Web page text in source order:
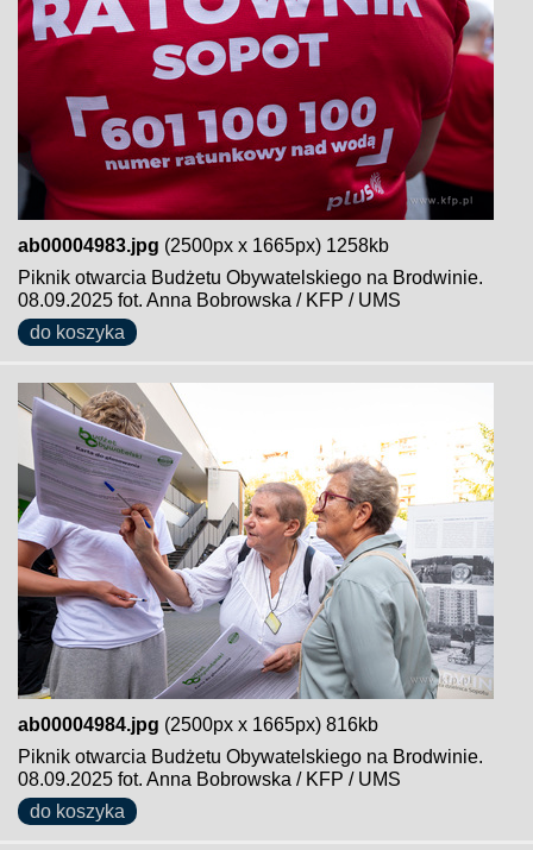
ab00004983.jpg (2500px x 1665px) 1258kb
Piknik otwarcia Budżetu Obywatelskiego na Brodwinie.
08.09.2025 fot. Anna Bobrowska / KFP / UMS
do koszyka
ab00004984.jpg (2500px x 1665px) 816kb
Piknik otwarcia Budżetu Obywatelskiego na Brodwinie.
08.09.2025 fot. Anna Bobrowska / KFP / UMS
do koszyka